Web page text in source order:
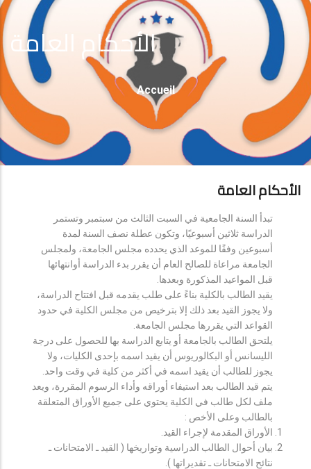
الأحكام العامة
Fil
D'Ariane
Accueil
الأحكام العامة
تبدأ السنة الجامعية في السبت الثالث من سبتمبر وتستمر
الدراسة ثلاثين أسبوعيًا، وتكون عطلة نصف السنة لمدة
أسبوعين وفقًا للموعد الذي يحدده مجلس الجامعة، ولمجلس
الجامعة مراعاة للصالح العام أن يقرر بدء الدراسة أوانتهائها
قبل المواعيد المذكورة وبعدها.
يقيد الطالب بالكلية بناءً على طلب يقدمه قبل افتتاح الدراسة،
ولا يجوز القيد بعد ذلك إلا بترخيص من مجلس الكلية في حدود
القواعد التي يقررها مجلس الجامعة.
يلتحق الطالب بالجامعة أو يتابع الدراسة بها للحصول على درجة
الليسانس أو البكالوريوس أن يقيد اسمه بإحدى الكليات، ولا
يجوز للطالب أن يقيد اسمه في أكثر من كلية في وقت واحد.
يتم قيد الطالب بعد استيفاء أوراقه وأداء الرسوم المقررة، ويعد
ملف لكل طالب في الكلية يحتوي على جميع الأوراق المتعلقة
بالطالب وعلى الأخص :
الأوراق المقدمة لإجراء القيد.
بيان أحوال الطالب الدراسية وتواريخها ( القيد ـ الامتحانات ـ
نتائح الامتحانات ـ تقديراتها ).